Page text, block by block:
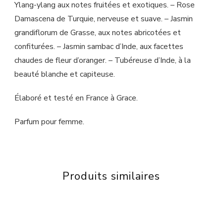
Ylang-ylang aux notes fruitées et exotiques. – Rose
Damascena de Turquie, nerveuse et suave. – Jasmin
grandiflorum de Grasse, aux notes abricotées et
confiturées. – Jasmin sambac d’Inde, aux facettes
chaudes de fleur d’oranger. – Tubéreuse d’Inde, à la
beauté blanche et capiteuse.
Élaboré et testé en France à Grace.
Parfum pour femme.
Produits similaires